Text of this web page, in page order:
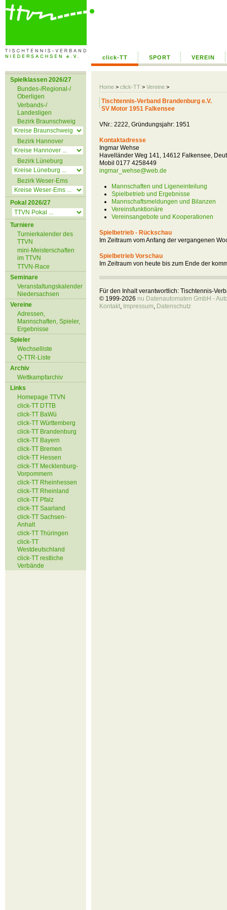
click-TT SPORT VEREIN
Home > click-TT > Vereine >
Spielklassen 2026/27
Bundes-/Regional-/
Oberligen
Verbands-/
Landesligen
Bezirk Braunschweig
Bezirk Hannover
Bezirk Lüneburg
Bezirk Weser-Ems
Pokal 2026/27
Turniere
Turnierkalender des
TTVN
mini-Meisterschaften
im TTVN
TTVN-Race
Seminare
Veranstaltungskalender
Niedersachsen
Vereine
Adressen,
Mannschaften, Spieler,
Ergebnisse
Spieler
Wechselliste
Q-TTR-Liste
Archiv
Wettkampfarchiv
Links
Homepage TTVN
click-TT DTTB
click-TT BaWü
click-TT Württemberg
click-TT Brandenburg
click-TT Bayern
click-TT Bremen
click-TT Hessen
click-TT Mecklenburg-
Vorpommern
click-TT Rheinhessen
click-TT Rheinland
click-TT Pfalz
click-TT Saarland
click-TT Sachsen-
Anhalt
click-TT Thüringen
click-TT
Westdeutschland
click-TT restliche
Verbände
Tischtennis-Verband Brandenburg e.V.
SV Motor 1951 Falkensee
VNr.: 2222, Gründungsjahr: 1951
Kontaktadresse
Ingmar Wehse
Havelländer Weg 141, 14612 Falkensee,
Mobil 0177 4258449
ingmar_wehse@web.de
Mannschaften und Ligeneinteilung
Spielbetrieb und Ergebnisse
Mannschaftsmeldungen und Bilanzen
Vereinsfunktionäre
Vereinsangebote und Kooperationen
Spielbetrieb - Rückschau
Im Zeitraum vom Anfang der vergangenen
Spielbetrieb Vorschau
Im Zeitraum von heute bis zum Ende der
Für den Inhalt verantwortlich: Tischtennis-
© 1999-2026 nu Datenautomaten GmbH -
Kontakt, Impressum, Datenschutz